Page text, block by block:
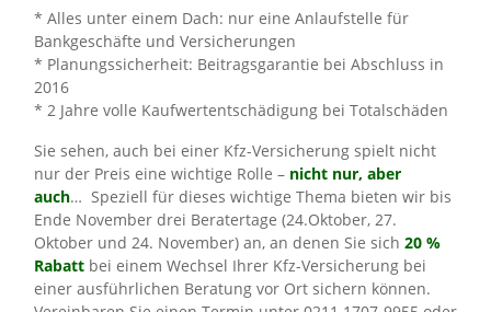
* Alles unter einem Dach: nur eine Anlaufstelle für
Bankgeschäfte und Versicherungen
* Planungssicherheit: Beitragsgarantie bei Abschluss in
2016
* 2 Jahre volle Kaufwertentschädigung bei Totalschäden
Sie sehen, auch bei einer Kfz-Versicherung spielt nicht
nur der Preis eine wichtige Rolle – nicht nur, aber
auch… Speziell für dieses wichtige Thema bieten wir bis
Ende November drei Beratertage (24.Oktober, 27.
Oktober und 24. November) an, an denen Sie sich 20 %
Rabatt bei einem Wechsel Ihrer Kfz-Versicherung bei
einer ausführlichen Beratung vor Ort sichern können.